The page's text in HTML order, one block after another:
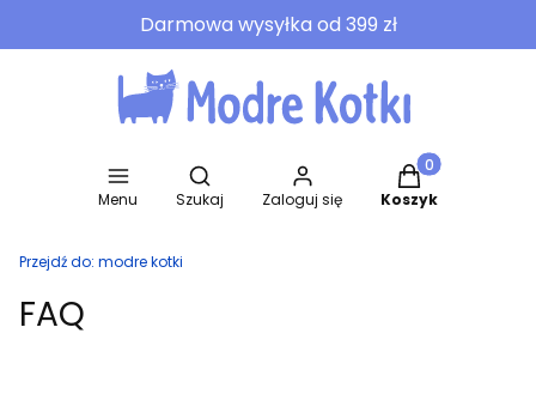
Darmowa wysyłka od 399 zł
Menu
Otwórz wyszukiwarkę
Szukaj Zaloguj się
Produkty w
Koszyk
Przejdź do: modre kotki
FAQ